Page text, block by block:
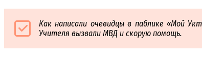
Как написали очевидцы в паблике «Мой
Учителя вызвали МВД и скорую помощь.